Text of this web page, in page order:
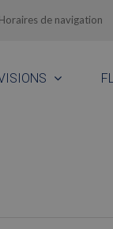
Horaires de navigation